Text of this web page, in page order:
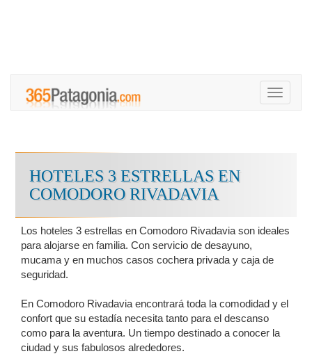
Toggle
HOTELES 3 ESTRELLAS EN
COMODORO RIVADAVIA
Los hoteles 3 estrellas en Comodoro Rivadavia son ideales
para alojarse en familia. Con servicio de desayuno,
mucama y en muchos casos cochera privada y caja de
seguridad.
En Comodoro Rivadavia encontrará toda la comodidad y el
confort que su estadía necesita tanto para el descanso
como para la aventura. Un tiempo destinado a conocer la
ciudad y sus fabulosos alrededores.